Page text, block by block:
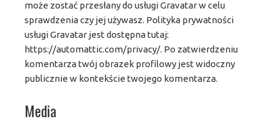
może zostać przesłany do usługi Gravatar w celu
sprawdzenia czy jej używasz. Polityka prywatności
usługi Gravatar jest dostępna tutaj:
https://automattic.com/privacy/. Po zatwierdzeniu
komentarza twój obrazek profilowy jest widoczny
publicznie w kontekście twojego komentarza.
Media